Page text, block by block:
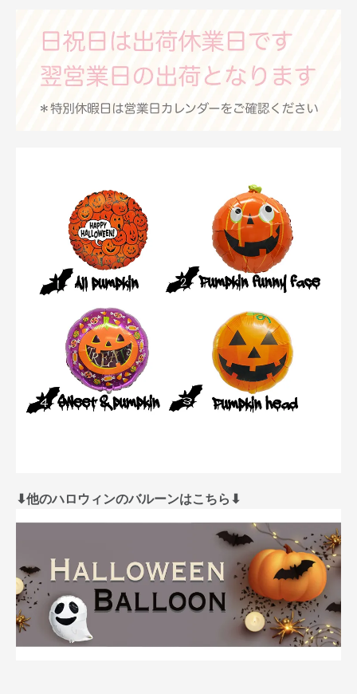
⬇︎他のハロウィンのバルーンはこちら⬇︎